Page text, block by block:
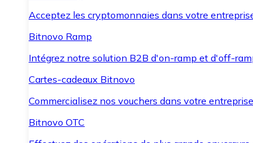
Acceptez les cryptomonnaies dans votre
Bitnovo Ramp
Intégrez notre solution B2B d'on-ramp et d'off-
Cartes-cadeaux Bitnovo
Commercialisez nos vouchers dans votre
Bitnovo OTC